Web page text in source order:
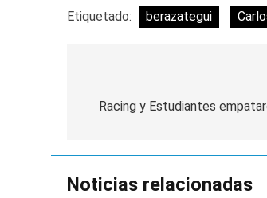
Etiquetado: berazategui
deRacing y Estudiantes
Noticias relacionadas